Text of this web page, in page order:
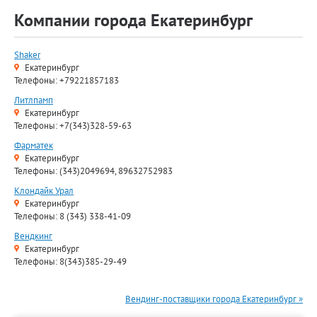
Компании города Екатеринбург
Shaker
Екатеринбург
Телефоны: +79221857183
Литлпамп
Екатеринбург
Телефоны: +7(343)328-59-63
Фарматек
Екатеринбург
Телефоны: (343)2049694, 89632752983
Клондайк Урал
Екатеринбург
Телефоны: 8 (343) 338-41-09
Вендкинг
Екатеринбург
Телефоны: 8(343)385-29-49
Вендинг-поставщики города Екатеринбург »